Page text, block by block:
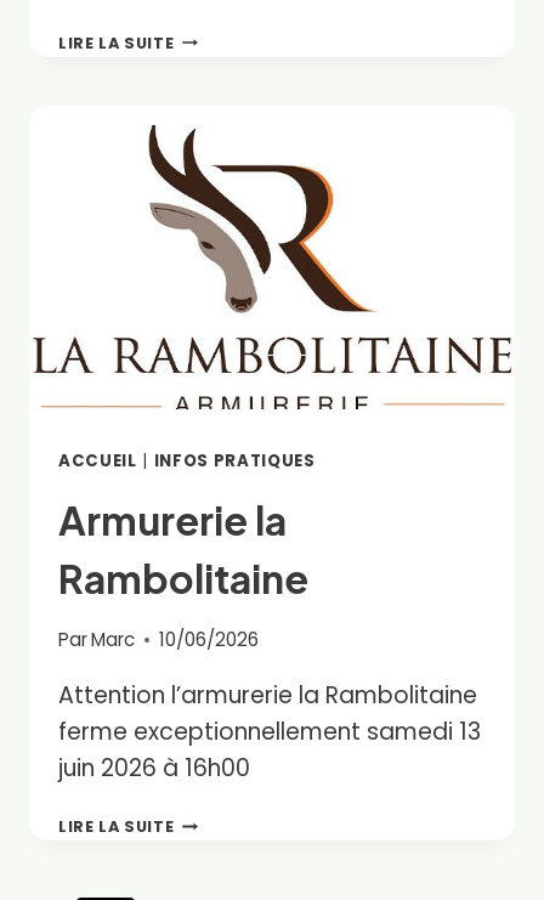
LIRE LA SUITE2026
(PC)
–
STAND
RÉSERVÉ
ACCUEIL INFOS PRATIQUES
Armurerie la
Rambolitaine
ParMarc 10/06/2026
Attention l’armurerie la Rambolitaine
ferme exceptionnellement samedi 13
juin 2026 à 16h00
LIRE LA SUITEARMURERIE